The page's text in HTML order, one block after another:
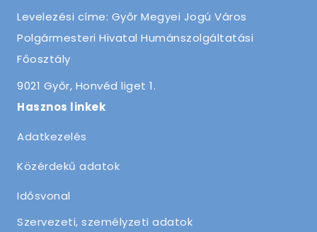
Levelezési címe: Győr Megyei Jogú Város
Polgármesteri Hivatal Humánszolgáltatási
Főosztály
9021 Győr, Honvéd liget 1.
Hasznos linkek
Adatkezelés
Közérdekű adatok
Idősvonal
Szervezeti, személyzeti adatok